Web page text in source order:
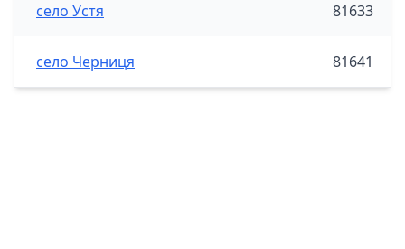
село Устя 81633
село Черниця 81641